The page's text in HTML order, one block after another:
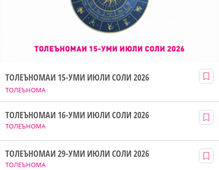
ТОЛЕЪНОМА
ТОЛЕЪНОМАИ 15-УМИ ИЮЛИ СОЛИ 2026
ТОЛЕЪНОМА
ТОЛЕЪНОМАИ 16-УМИ ИЮЛИ СОЛИ 2026
ТОЛЕЪНОМА
ТОЛЕЪНОМАИ 29-УМИ ИЮЛИ СОЛИ 2026